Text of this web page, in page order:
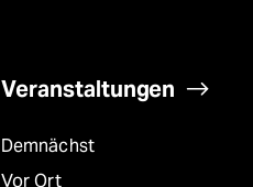
Veranstaltungen
Demnächst
Vor Ort